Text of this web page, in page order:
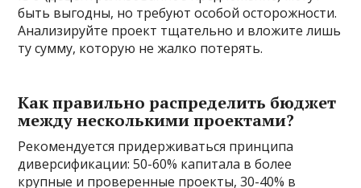
быть выгодны, но требуют особой осторожности.
Анализируйте проект тщательно и вложите лишь
ту сумму, которую не жалко потерять.
Как правильно распределить бюджет
между несколькими проектами?
Рекомендуется придерживаться принципа
диверсификации: 50-60% капитала в более
крупные и проверенные проекты, 30-40% в